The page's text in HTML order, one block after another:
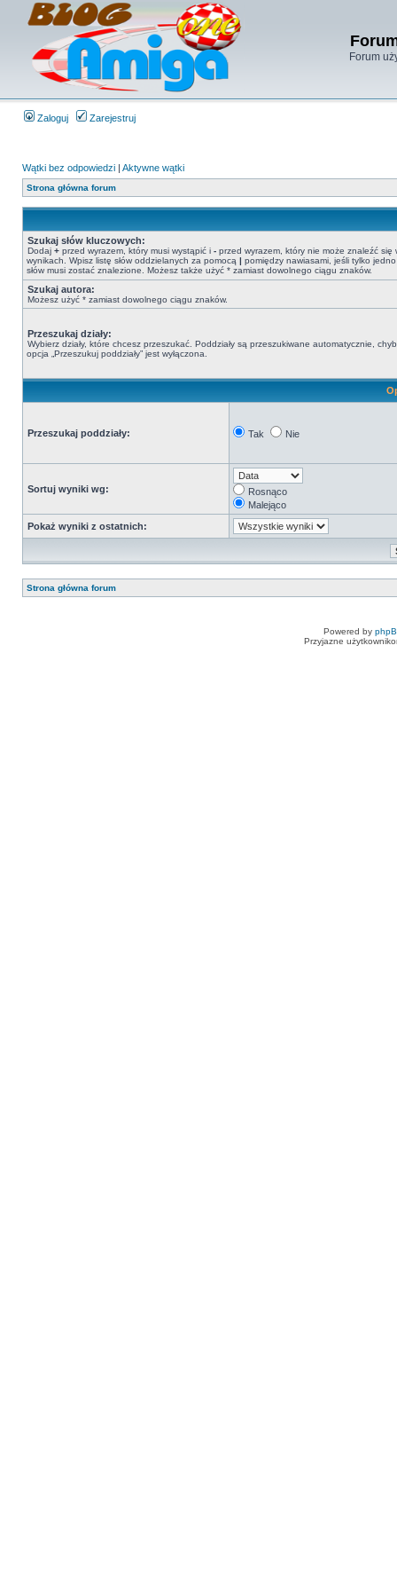
Forum
Zaloguj Zarejestruj
Wątki bez odpowiedzi | Aktywne wątki
Strona główna forum
Szukaj słów kluczowych:
Dodaj + przed wyrazem, który musi wystąpić i - przed wyrazem, który nie może znaleźć się
wynikach. Wpisz listę słów oddzielanych za pomocą | pomiędzy nawiasami, jeśli tylko
słów musi zostać znalezione. Możesz także użyć * zamiast dowolnego ciągu znaków.
Szukaj autora:
Możesz użyć * zamiast dowolnego ciągu znaków.
Przeszukaj działy:
Wybierz działy, które chcesz przeszukać. Poddziały są przeszukiwane automatycznie,
opcja „Przeszukuj poddziały” jest wyłączona.
Przeszukaj poddziały: Tak Nie
Sortuj wyniki wg:
Rosnąco
Malejąco
Pokaż wyniki z ostatnich:
Strona główna forum
Powered by
Przyjazne